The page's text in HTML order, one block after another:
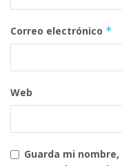
Correo electrónico *
Web
Guarda mi